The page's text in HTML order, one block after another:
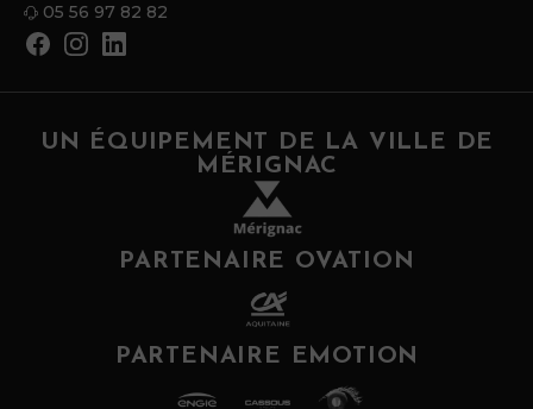
05 56 97 82 82
UN ÉQUIPEMENT DE LA VILLE DE
MÉRIGNAC
PARTENAIRE OVATION
PARTENAIRE EMOTION